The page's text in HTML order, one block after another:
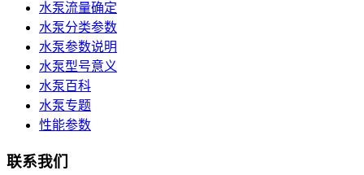
水泵流量确定
水泵分类参数
水泵参数说明
水泵型号意义
水泵百科
水泵专题
性能参数
联系我们